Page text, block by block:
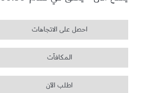
احصل على الاتجاهات
المكافآت
اطلب الآن